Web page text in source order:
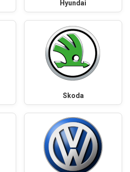
Hyundai
Skoda